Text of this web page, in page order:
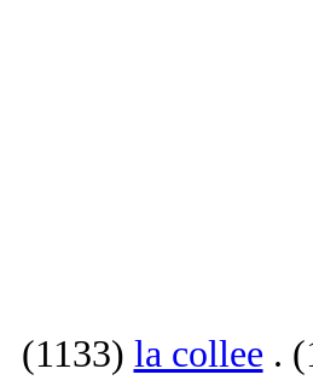
(1133) la collee .